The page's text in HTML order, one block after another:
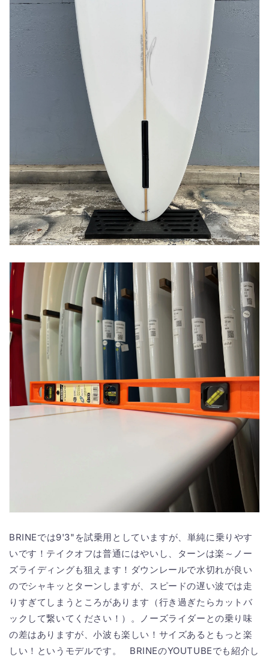
BRINEでは9'3"を試乗用としていますが、単純に乗りやす
いです！テイクオフは普通にはやいし、ターンは楽～ノー
ズライディングも狙えます！ダウンレールで水切れが良い
のでシャキッとターンしますが、スピードの遅い波では走
りすぎてしまうところがあります（行き過ぎたらカットバ
ックして繋いてください！）。ノーズライダーとの乗り味
の差はありますが、小波も楽しい！サイズあるともっと楽
しい！というモデルです。 BRINEのYOUTUBEでも紹介し